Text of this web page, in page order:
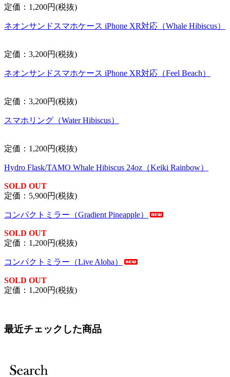
定価：1,200円(税抜)
ネオンサンドスマホケース iPhone XR対応（Whale Hibiscus）
定価：3,200円(税抜)
ネオンサンドスマホケース iPhone XR対応（Feel Beach）
定価：3,200円(税抜)
スマホリング（Water Hibiscus）
定価：1,200円(税抜)
Hydro Flask/TAMO Whale Hibiscus 24oz（Keiki Rainbow）
SOLD OUT
定価：5,900円(税抜)
コンパクトミラー（Gradient Pineapple）
SOLD OUT
定価：1,200円(税抜)
コンパクトミラー（Live Aloha）
SOLD OUT
定価：1,200円(税抜)
最近チェックした商品